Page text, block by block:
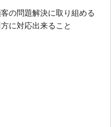
の問題解決に取り組める
に対応出来ること